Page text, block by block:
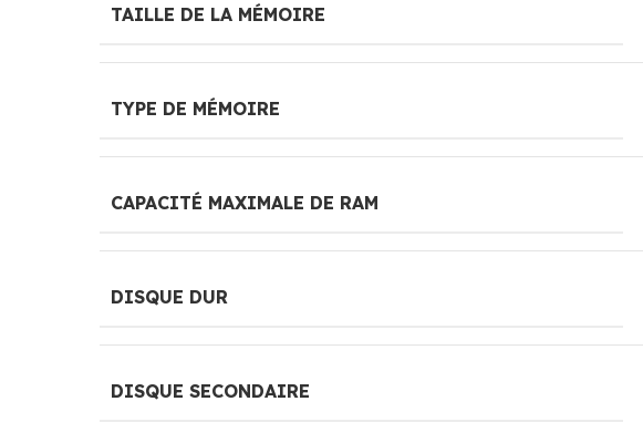
TAILLE DE LA MÉMOIRE
TYPE DE MÉMOIRE
CAPACITÉ MAXIMALE DE RAM
DISQUE DUR
DISQUE SECONDAIRE